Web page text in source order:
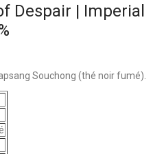
Despair | Imperial
Souchong (thé noir fumé).